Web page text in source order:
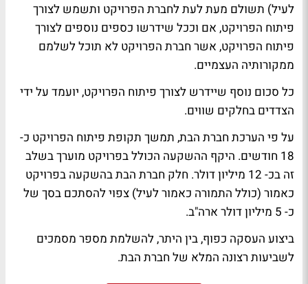
לעיל) תשולם מעת לעת לחברת הפרויקט ותשמש לצורך
פיתוח הפרויקט, אם וככל שידרשו כספים נוספים לצורך
פיתוח הפרויקט, אשר חברת הפרויקט לא תוכל לשלמם
ממקורותיה העצמיים.
כל סכום נוסף שיידרש לצורך פיתוח הפרויקט, יועמד על ידי
הצדדים בחלקים שווים.
על פי הערכת חברת הבת, תמשך תקופת פיתוח הפרויקט כ-
18 חודשים. היקף ההשקעה הכולל בפרויקט מוערך בשלב
זה בכ- 12 מיליון דולר. חלק חברת הבת בהשקעה בפרויקט
כאמור (כולל התמורה כאמור לעיל) צפוי להסתכם בסך של
כ- 5 מיליון דולר ארה"ב.
ביצוע העסקה כפוף, בין היתר, להשלמת מספר מסמכים
לשביעות רצונה המלא של חברת הבת.